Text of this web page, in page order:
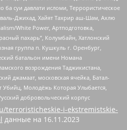
суи давлати исломи, Террористическое
Джихад, Хайят Тахрир аш-Шам, Ахлю
White Power, Артподготовка,
пахарь”, Колумбайн, Хатлонский
группа п. Кушкуль г. Оренбург,
батальон имени Номана
возрождения Таджикистана,
джамаат, московская ячейка, Батал-
Молодёжь Которая Улыбается,
добровольческий корпус
terroristicheskie-i-ekstremistskie-
данные на 16.11.2023